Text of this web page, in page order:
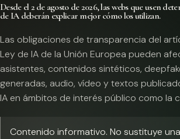
Desde el 2 de agosto de 2026, las webs que usen
de IA deberán explicar mejor cómo los utilizan.
Las obligaciones de transparencia del
Ley de IA de la Unión Europea pueden
asistentes, contenidos sintéticos,
generadas, audio, vídeo y textos
IA en ámbitos de interés público como la
Contenido informativo. No sustituye